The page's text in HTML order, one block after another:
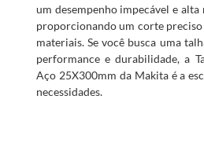
um desempenho impecável e alta
proporcionando um corte
materiais. Se você busca uma
performance e durabilidade, a
Aço 25X300mm da Makita é a
necessidades.